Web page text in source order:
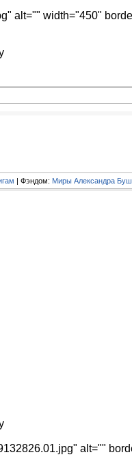
alt="" width="450"
| Фэндом: Миры Александра
alt=""